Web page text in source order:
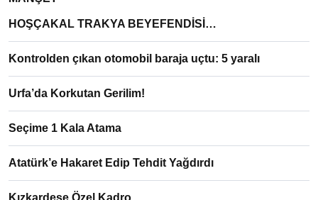
HOŞÇAKAL TRAKYA BEYEFENDİSİ…
Kontrolden çıkan otomobil baraja uçtu: 5 yaralı
Urfa’da Korkutan Gerilim!
Seçime 1 Kala Atama
Atatürk’e Hakaret Edip Tehdit Yağdırdı
Kızkardeşe Özel Kadro